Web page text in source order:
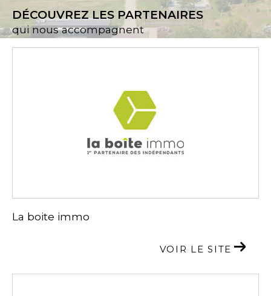
DÉCOUVREZ LES PARTENAIRES
qui nous accompagnent
La boite immo
VOIR LE SITE